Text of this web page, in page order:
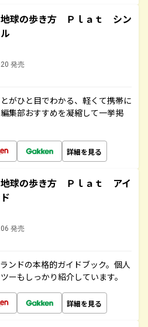
球の歩き方 Ｐｌａｔ シン
発売
がひと目でわかる、軽くて携帯に
集部おすすめを凝縮して一挙掲
詳細を見る
球の歩き方 Ｐｌａｔ アイ
発売
ンドの本格的ガイドブック。個人
ーもしっかり紹介しています。
詳細を見る